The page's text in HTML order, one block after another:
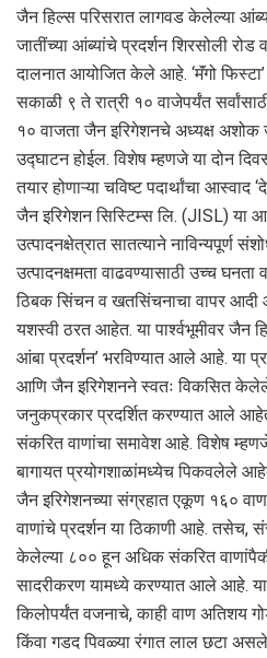
जैन हिल्स परिसरात लागवड केलेल्या
जातींच्या आंब्यांचे प्रदर्शन शिरसोली रोड
दालनात आयोजित केले आहे. ‘मॅंगो
सकाळी ९ ते रात्री १० वाजेपर्यंत
१० वाजता जैन इरिगेशनचे अध्यक्ष अशोक
उद्घाटन होईल. विशेष म्हणजे या दोन
तयार होणाऱ्या चविष्ट पदार्थांचा
जैन इरिगेशन सिस्टिम्स लि. (JISL) या
उत्पादनक्षेत्रात सातत्याने नाविन्यपूर्ण
उत्पादनक्षमता वाढवण्यासाठी उच्च
ठिबक सिंचन व खतसिंचनाचा वापर आदी
यशस्वी ठरत आहेत. या पार्श्वभूमीवर
आंबा प्रदर्शन’ भरविण्यात आले आहे. या
आणि जैन इरिगेशनने स्वतः विकसित
जनुकप्रकार प्रदर्शित करण्यात आले
संकरित वाणांचा समावेश आहे. विशेष
बागायत प्रयोगशाळांमध्येच पिकवलेले
जैन इरिगेशनच्या संग्रहात एकूण १६०
वाणांचे प्रदर्शन या ठिकाणी आहे. तसेच,
केलेल्या ८०० हून अधिक संकरित
सादरीकरण यामध्ये करण्यात आले आहे. या
किलोपर्यंत वजनाचे, काही वाण अतिशय
किंवा गडद पिवळ्या रंगात लाल छटा